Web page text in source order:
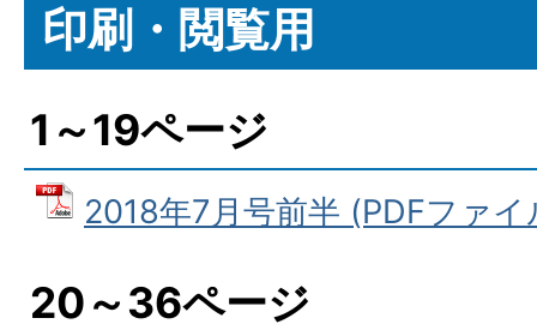
印刷・閲覧用
1～19ページ
2018年7月号前半 (PDFファ
20～36ページ